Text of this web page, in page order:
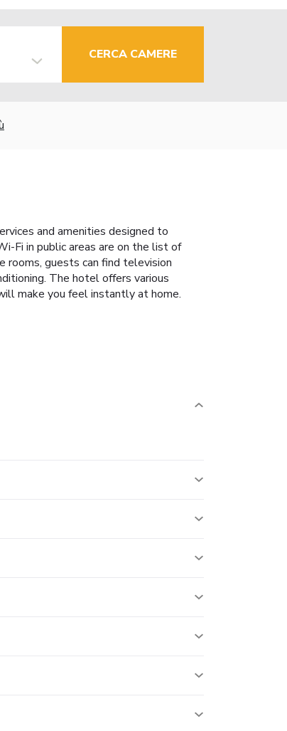
CERCA CAMERE
and amenities designed to
Fi in public areas are on the list of
rooms, guests can find television
The hotel offers various
make you feel instantly at home.